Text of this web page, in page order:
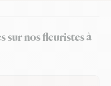
sur nos fleuristes à